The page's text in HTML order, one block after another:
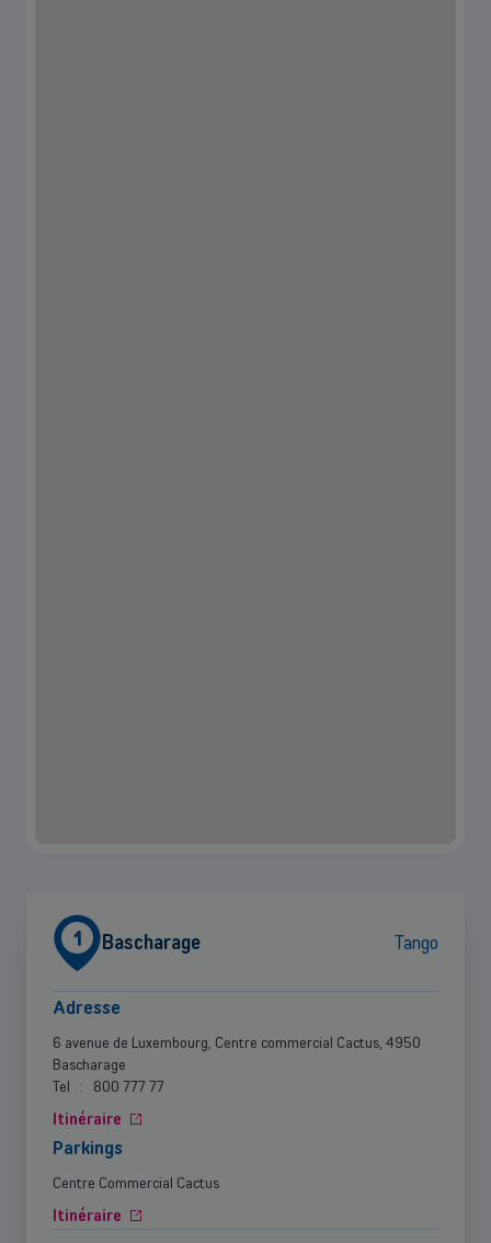
1 Bascharage Tango
Adresse
6 avenue de Luxembourg, Centre commercial Cactus, 4950
Bascharage
Tel : 800 777 77
Itinéraire
Parkings
Centre Commercial Cactus
Itinéraire